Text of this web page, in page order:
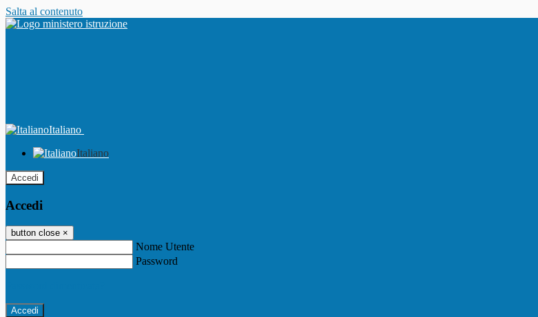
Salta al contenuto
Italiano
Italiano
Accedi
Accedi
button close ×
Nome Utente
Password